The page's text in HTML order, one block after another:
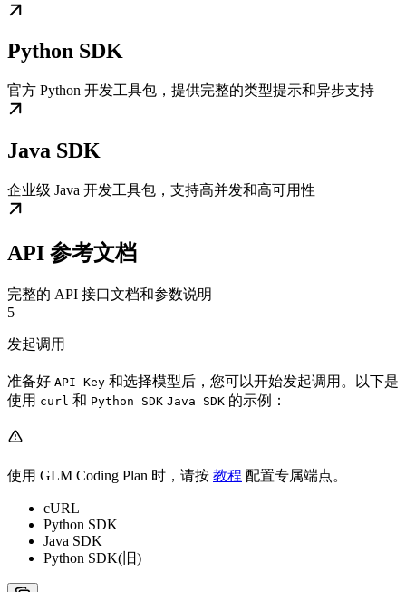
Python SDK
官方 Python 开发工具包，提供完整的类型提示和异步支持
Java SDK
企业级 Java 开发工具包，支持高并发和高可用性
API 参考文档
完整的 API 接口文档和参数说明
5
发起调用
准备好 API Key 和选择模型后，您可以开始发起调用。以下是
使用 curl 和 Python SDK Java SDK 的示例：
使用 GLM Coding Plan 时，请按 教程 配置专属端点。
cURL
Python SDK
Java SDK
Python SDK(旧)